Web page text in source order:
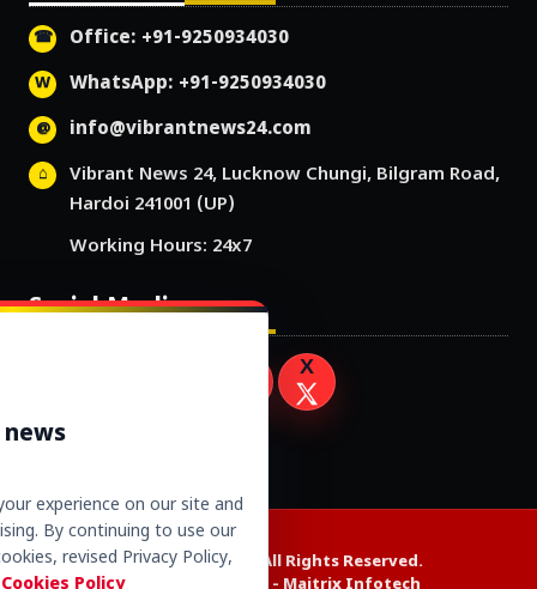
Office: +91-9250934030
WhatsApp: +91-9250934030
info@vibrantnews24.com
Vibrant News 24, Lucknow Chungi, Bilgram Road,
Hardoi 241001 (UP)
Working Hours: 24x7
Social Media
Copyright © 2026. All Rights Reserved.
Website Design by - Maitrix Infotech
experience on our site and
By continuing to use our
revised Privacy Policy,